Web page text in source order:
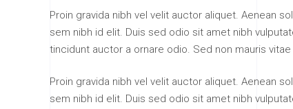
Proin gravida nibh vel velit auctor aliquet. Aenean
sem nibh id elit. Duis sed odio sit amet nibh
tincidunt auctor a ornare odio. Sed non mauris
Proin gravida nibh vel velit auctor aliquet. Aenean
sem nibh id elit. Duis sed odio sit amet nibh